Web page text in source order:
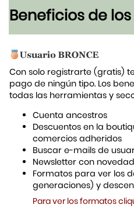
Beneficios de los
Con solo registrarte (gratis)
pago de ningún tipo. Los
todas las herramientas y
Cuenta ancestros
Descuentos en la
comercios adheridos
Buscar e-mails de
Newsletter con
Formatos para ver los
generaciones) y
Para ver los formatos